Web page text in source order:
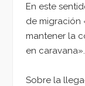
En este
de migración
mantener la
en caravana».
Sobre la